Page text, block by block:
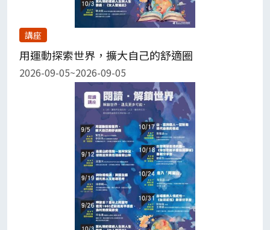
講座
用運動探索世界，擴大自己的舒適圈
2026-09-05~2026-09-05